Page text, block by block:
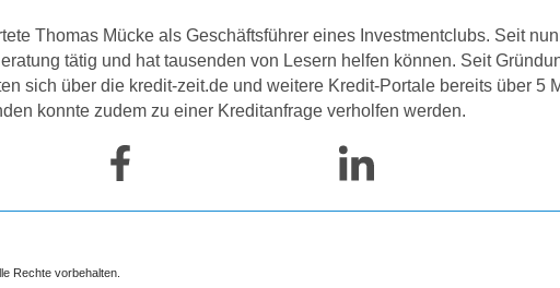
Thomas Mücke als Geschäftsführer eines Investmentclubs. Seit
tätig und hat tausenden von Lesern helfen können. Seit
sich über die kredit-zeit.de und weitere Kredit-Portale bereits über 5
konnte zudem zu einer Kreditanfrage verholfen werden.
Rechte vorbehalten.